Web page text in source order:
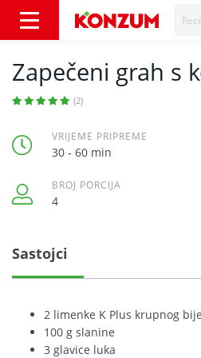
Zapečeni grah s
(2)
VRIJEME PRIPREME
30 - 60 min
BROJ PORCIJA
4
Sastojci
2 limenke K Plus krupnog
100 g slanine
3 glavice luka